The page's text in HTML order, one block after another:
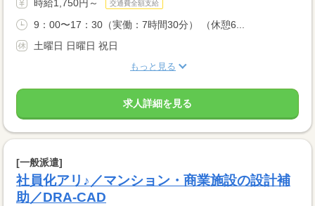
時給1,750円～ 交通費全額支給
9：00〜17：30（実働：7時間30分） （休憩6...
土曜日 日曜日 祝日
もっと見る
求人詳細を見る
[一般派遣]
社員化アリ♪／マンション・商業施設の設計補
助／DRA-CAD